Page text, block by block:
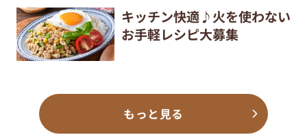
キッチン快適♪火を使わない
お手軽レシピ大募集
もっと見る